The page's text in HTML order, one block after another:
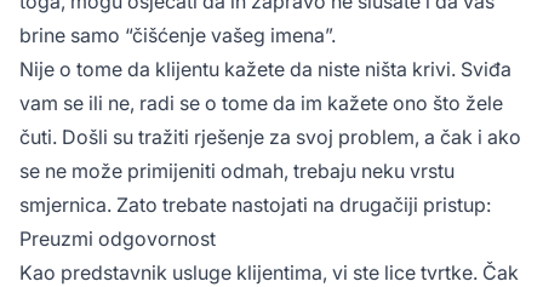
brine samo “čišćenje vašeg imena”.
Nije o tome da klijentu kažete da niste ništa krivi. Sviđa
vam se ili ne, radi se o tome da im kažete ono što žele
čuti. Došli su tražiti rješenje za svoj problem, a čak i ako
se ne može primijeniti odmah, trebaju neku vrstu
smjernica. Zato trebate nastojati na drugačiji pristup:
Preuzmi odgovornost
Kao predstavnik usluge klijentima, vi ste lice tvrtke. Čak